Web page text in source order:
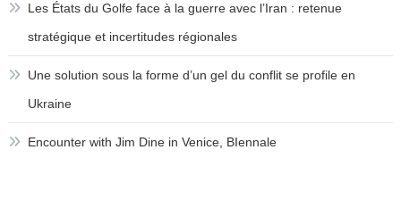
Les États du Golfe face à la guerre avec l’Iran : retenue
stratégique et incertitudes régionales
Une solution sous la forme d’un gel du conflit se profile en
Ukraine
Encounter with Jim Dine in Venice, BIennale